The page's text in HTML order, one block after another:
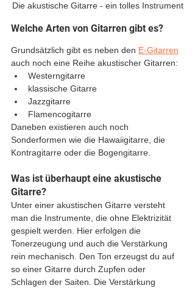
Die akustische Gitarre - ein tolles Instrument
Welche Arten von Gitarren gibt es?
Grundsätzlich gibt es neben den E-Gitarren
auch noch eine Reihe akustischer Gitarren:
Westerngitarre
klassische Gitarre
Jazzgitarre
Flamencogitarre
Daneben existieren auch noch
Sonderformen wie die Hawaiigitarre, die
Kontragitarre oder die Bogengitarre.
Was ist überhaupt eine akustische
Gitarre?
Unter einer akustischen Gitarre versteht
man die Instrumente, die ohne Elektrizität
gespielt werden. Hier erfolgen die
Tonerzeugung und auch die Verstärkung
rein mechanisch. Den Ton erzeugst du auf
so einer Gitarre durch Zupfen oder
Schlagen der Saiten. Die Verstärkung